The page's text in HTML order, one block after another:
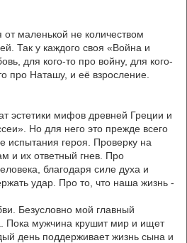
от маленькой не количеством
Так у каждого своя «Война и
для кого-то про войну, для кого-
про Наташу, и её взросление.
эстетики мифов древней Греции и
Но для него это прежде всего
испытания героя. Проверку на
и их ответный гнев. Про
благодаря силе духа и
удар. Про то, что наша жизнь -
Безусловно мой главный
Пока мужчина крушит мир и ищет
день поддерживает жизнь сына и